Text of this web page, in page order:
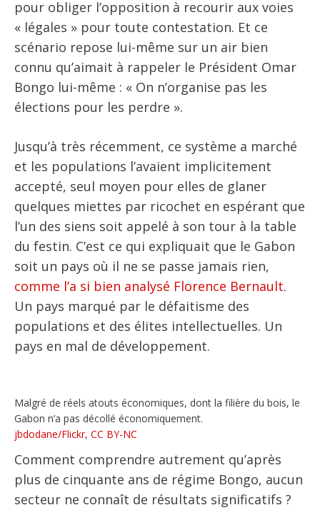
pour obliger l’opposition à recourir aux voies
« légales » pour toute contestation. Et ce
scénario repose lui-même sur un air bien
connu qu’aimait à rappeler le Président Omar
Bongo lui-même : « On n’organise pas les
élections pour les perdre ».
Jusqu’à très récemment, ce système a marché
et les populations l’avaient implicitement
accepté, seul moyen pour elles de glaner
quelques miettes par ricochet en espérant que
l’un des siens soit appelé à son tour à la table
du festin. C’est ce qui expliquait que le Gabon
soit un pays où il ne se passe jamais rien,
comme l’a si bien analysé Florence Bernault.
Un pays marqué par le défaitisme des
populations et des élites intellectuelles. Un
pays en mal de développement.
Malgré de réels atouts économiques, dont la filière du bois, le
Gabon n’a pas décollé économiquement.
jbdodane/Flickr, CC BY-NC
Comment comprendre autrement qu’après
plus de cinquante ans de régime Bongo, aucun
secteur ne connaît de résultats significatifs ?